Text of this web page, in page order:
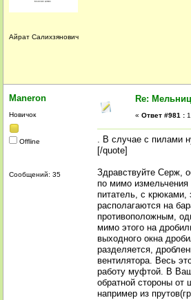
Айрат Салихзянович
Maneron
Новичок
Offline
Сообщений: 35
Re:
« Ответ #981 :
. В случае с пилами
[/quote]
Здравствуйте Серж,
по мимо
питатель, с
располагаются на
противоположным,
мимо этого на
выходного окна
разделяется,
вентилятора. Весь
работу муфтой. В
обратной стороны от
например из